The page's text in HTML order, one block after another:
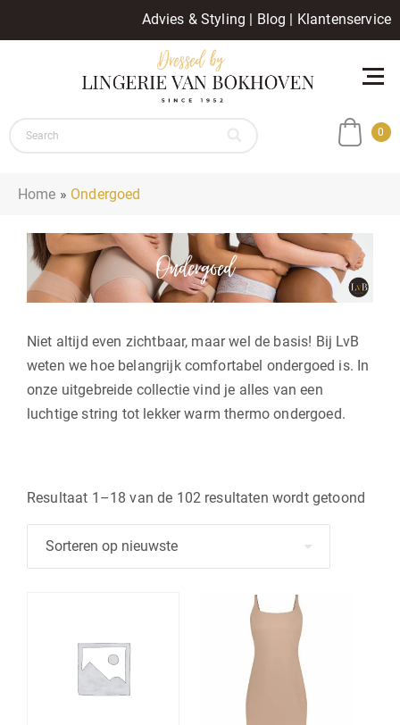
Advies & Styling | Blog | Klantenservice
0
Home » Ondergoed
Niet altijd even zichtbaar, maar wel de basis! Bij LvB
weten we hoe belangrijk comfortabel ondergoed is. In
onze uitgebreide collectie vind je alles van een
luchtige string tot lekker warm thermo ondergoed.
Resultaat 1–18 van de 102 resultaten wordt getoond
meerdere
variaties.